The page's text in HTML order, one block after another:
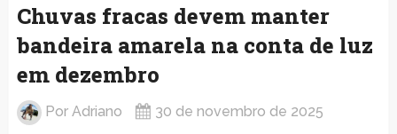
Chuvas fracas devem manter
bandeira amarela na conta de luz
em dezembro
Por Adriano 30 de novembro de 2025